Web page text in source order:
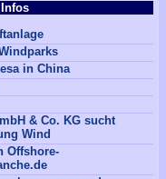
in China
& Co. KG sucht
Wind
Offshore-